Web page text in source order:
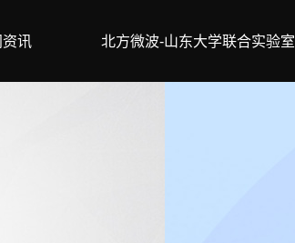
讯 北方微波-山东大学联合实验室